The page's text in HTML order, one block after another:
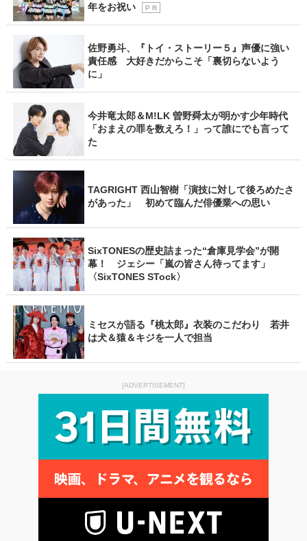
年をお祝い
P R
佐野勇斗、『トイ・ストーリー５』声優に強い
責任感 大好きだからこそ「裏切らないよう
に」
今井竜太郎＆M!LK 曽野舜太が明かす少年時代
「おまえの罪を数えろ！」って誰にでも言って
た
TAGRIGHT 西山智樹「演技に対して後ろめたさ
があった」 初めて臨んだ俳優業への思い
SixTONESの歴史詰まった“倉庫見学会”が開
幕！ ジェシー「嵐の皆さん待ってます」
〈SixTONES STock〉
ミセスが語る『桃太郎』衣装のこだわり 若井
は犬＆猿＆キジを一人で担当
[ADVERTISEMENT]